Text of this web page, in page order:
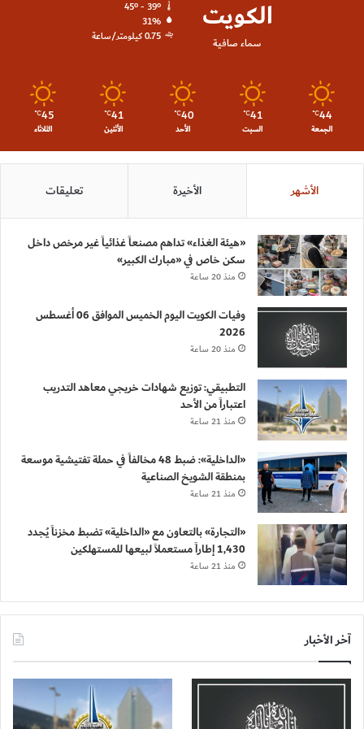
الكويت
سماء صافية
45º - 39º
31%
0.75 كيلومتر/ساعة
44
℃
الجمعة
41
℃
السبت
40
℃
الأحد
41
℃
الأثنين
45
℃
الثلاثاء
الأشهر الأخيرة تعليقات
«هيئة الغذاء» تداهم مصنعاً غذائياً غير مرخص داخل
سكن خاص في «مبارك الكبير»
منذ 20 ساعة
وفيات الكويت اليوم الخميس الموافق 06 أغسطس
2026
منذ 20 ساعة
التطبيقي: توزيع شهادات خريجي معاهد التدريب
اعتباراً من الأحد
منذ 21 ساعة
«الداخلية»: ضبط 48 مخالفاً في حملة تفتيشية موسعة
بمنطقة الشويخ الصناعية
منذ 21 ساعة
«التجارة» بالتعاون مع «الداخلية» تضبط مخزناً يُجدد
1,430 إطاراً مستعملاً لبيعها للمستهلكين
منذ 21 ساعة
آخر الأخبار